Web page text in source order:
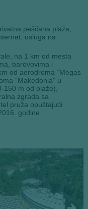
peščana plaža,
usluga na
na 1 km od mesta
barovovima i
od aerodroma “Megas
“Makedonia” u
150 m od plaže),
zgrada sa
pruža opuštajući
godine.